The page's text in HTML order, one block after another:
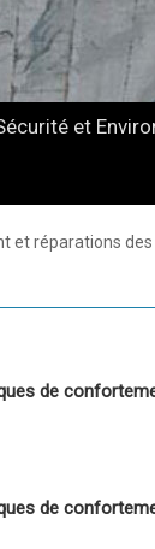
et
et réparations
de
de